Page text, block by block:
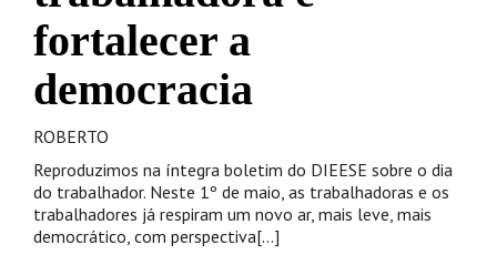
fortalecer a
democracia
ROBERTO
Reproduzimos na íntegra boletim do DIEESE sobre o dia
do trabalhador. Neste 1º de maio, as trabalhadoras e os
trabalhadores já respiram um novo ar, mais leve, mais
democrático, com perspectiva[...]